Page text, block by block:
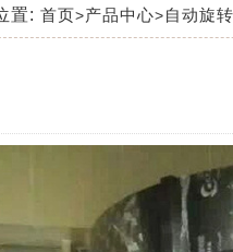
置: 首页>产品中心>自动旋